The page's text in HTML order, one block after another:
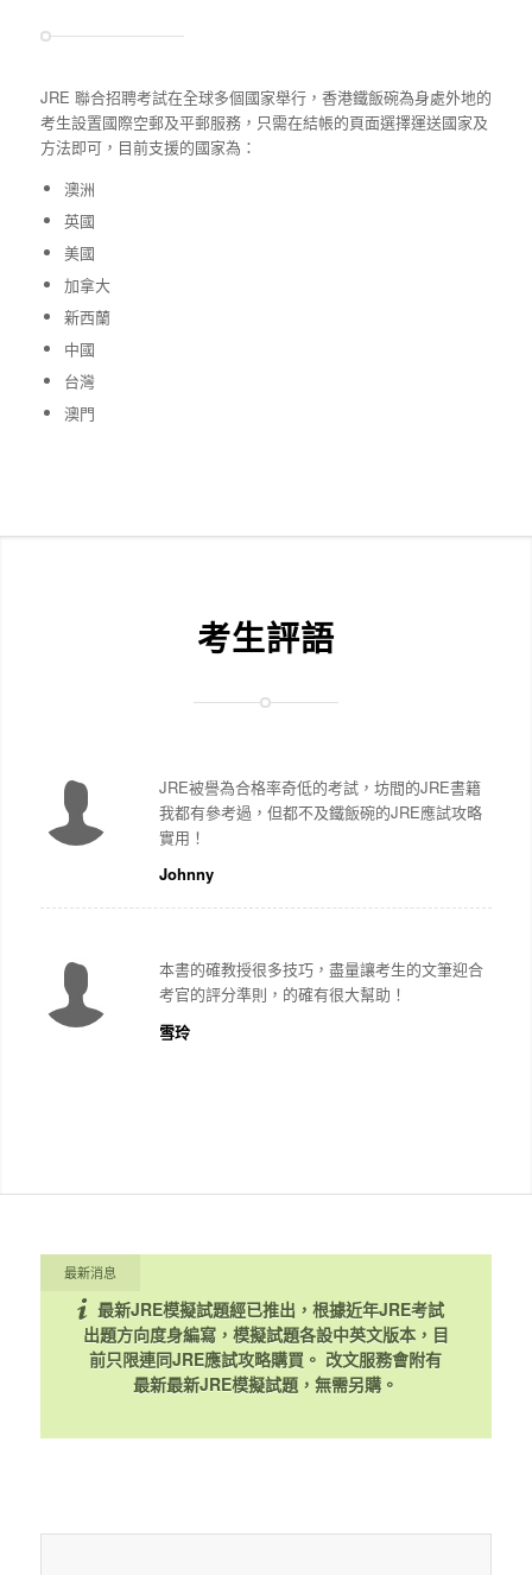
JRE 聯合招聘考試在全球多個國家舉行，香港鐵飯碗為身處外地的
考生設置國際空郵及平郵服務，只需在結帳的頁面選擇運送國家及
方法即可，目前支援的國家為：
澳洲
英國
美國
加拿大
新西蘭
中國
台灣
澳門
考生評語
JRE被譽為合格率奇低的考試，坊間的JRE書籍
我都有參考過，但都不及鐵飯碗的JRE應試攻略
實用！
Johnny
本書的確教授很多技巧，盡量讓考生的文筆迎合
考官的評分準則，的確有很大幫助！
雪玲
最新消息
最新JRE模擬試題經已推出，根據近年JRE考試
出題方向度身編寫，模擬試題各設中英文版本，目
前只限連同JRE應試攻略購買。 改文服務會附有
最新最新JRE模擬試題，無需另購。